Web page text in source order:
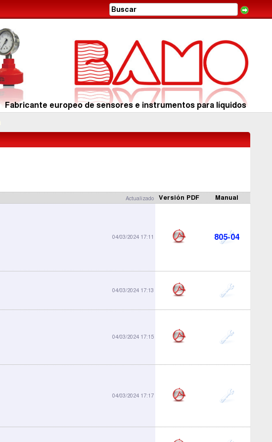
Fabricante europeo de sensores e instrumentos para líquidos
Actualizado Versión PDF Manual
04/03/2024 17:11 805-04
04/03/2024 17:13 812-39
04/03/2024 17:15 812-40
04/03/2024 17:17 812-50